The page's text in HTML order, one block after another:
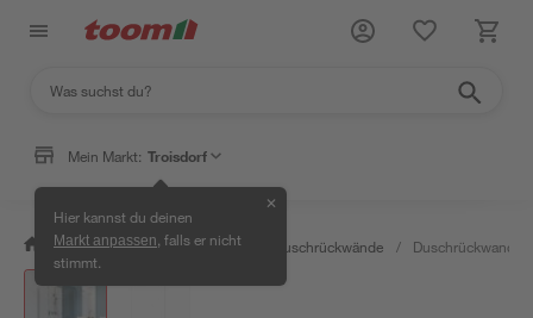
Mein Markt: Troisdorf
Hier kannst du deinen
Markt anpassen , falls er nicht
stimmt.
✕
/ Bad & Sanitär / Duschen Duschrückwände / Duschrückwand